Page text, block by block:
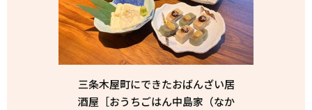
三条木屋町にできたおばんざい居
酒屋［おうちごはん中島家（なか